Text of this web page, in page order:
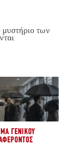
μυστήριο των
ΓΕΝΙΚΟΎ